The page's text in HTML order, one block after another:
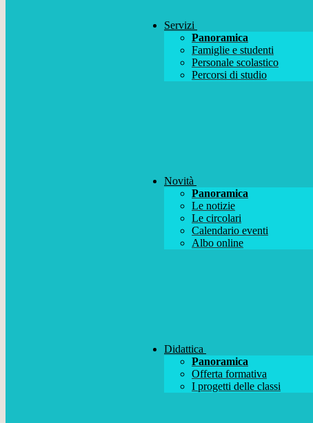
Servizi
Panoramica
Famiglie e studenti
Personale scolastico
Percorsi di studio
Novità
Panoramica
Le notizie
Le circolari
Calendario eventi
Albo online
Didattica
Panoramica
Offerta formativa
I progetti delle classi